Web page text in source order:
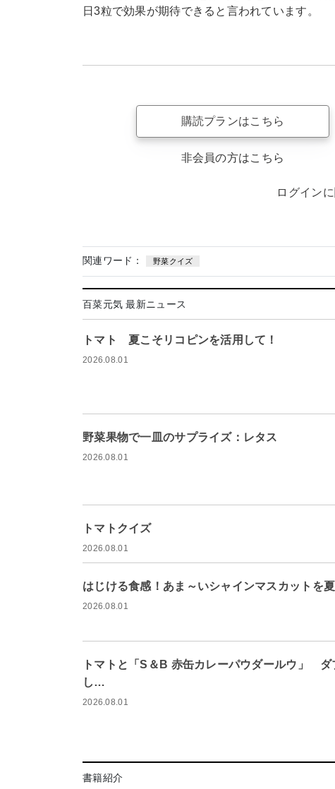
日3粒で効果が期待できると言われています。
購読プランはこちら
非会員の方はこちら
ログイン
関連ワード： 野菜クイズ
百菜元気 最新ニュース
トマト 夏こそリコピンを活用して！
2026.08.01
野菜果物で一皿のサプライズ：レタス
2026.08.01
トマトクイズ
2026.08.01
はじける食感！あま～いシャインマスカットを
2026.08.01
トマトと「S＆B 赤缶カレーパウダールウ」
し…
2026.08.01
書籍紹介